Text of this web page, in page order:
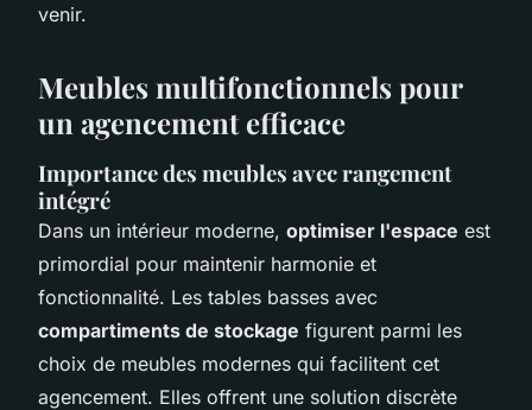
venir.
Meubles multifonctionnels pour
un agencement efficace
Importance des meubles avec rangement
intégré
Dans un intérieur moderne, optimiser l'espace est
primordial pour maintenir harmonie et
fonctionnalité. Les tables basses avec
compartiments de stockage figurent parmi les
choix de meubles modernes qui facilitent cet
agencement. Elles offrent une solution discrète